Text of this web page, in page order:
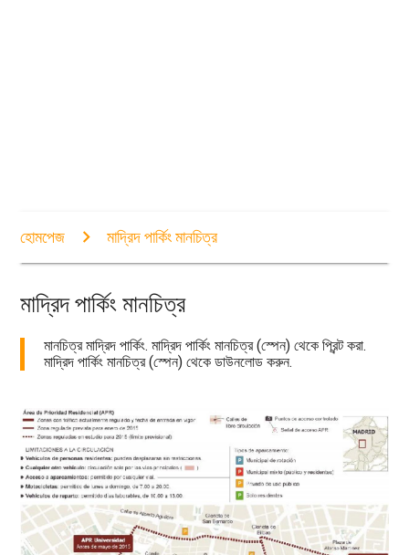
হোমপেজ মাদ্রিদ পার্কিং মানচিত্র
মাদ্রিদ পার্কিং মানচিত্র
মানচিত্র মাদ্রিদ পার্কিং. মাদ্রিদ পার্কিং মানচিত্র (স্পেন) থেকে প্রিন্ট করা.
মাদ্রিদ পার্কিং মানচিত্র (স্পেন) থেকে ডাউনলোড করুন.